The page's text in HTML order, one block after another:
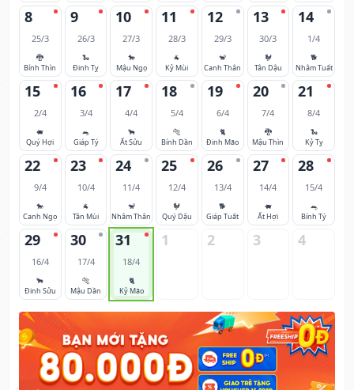
8
25/3
🐉
Bính Thìn
9
26/3
🐍
Đinh Tỵ
10
27/3
🐎
Mậu Ngọ
11
28/3
🐐
Kỷ Mùi
12
29/3
🐒
Canh Thân
13
30/3
🐓
Tân Dậu
14
1/4
🐕
Nhâm Tuất
15
2/4
🐖
Quý Hợi
16
3/4
🐀
Giáp Tý
17
4/4
🐂
Ất Sửu
18
5/4
🐅
Bính Dần
19
6/4
🐈
Đinh Mão
20
7/4
🐉
Mậu Thìn
21
8/4
🐍
Kỷ Tỵ
22
9/4
🐎
Canh Ngọ
23
10/4
🐐
Tân Mùi
24
11/4
🐒
Nhâm Thân
25
12/4
🐓
Quý Dậu
26
13/4
🐕
Giáp Tuất
27
14/4
🐖
Ất Hợi
28
15/4
🐀
Bính Tý
29
16/4
🐂
Đinh Sửu
30
17/4
🐅
Mậu Dần
31
18/4
🐈
Kỷ Mão
1 2 3 4